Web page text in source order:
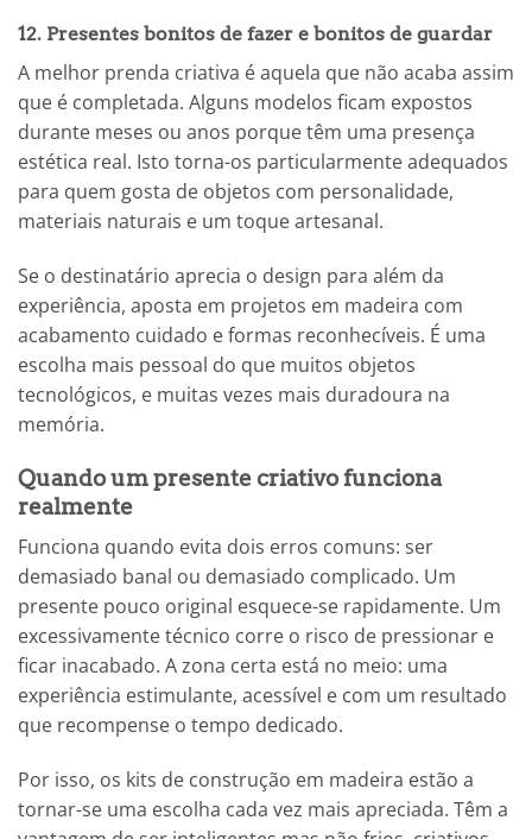
12. Presentes bonitos de fazer e bonitos de guardar
A melhor prenda criativa é aquela que não acaba assim
que é completada. Alguns modelos ficam expostos
durante meses ou anos porque têm uma presença
estética real. Isto torna-os particularmente adequados
para quem gosta de objetos com personalidade,
materiais naturais e um toque artesanal.
Se o destinatário aprecia o design para além da
experiência, aposta em projetos em madeira com
acabamento cuidado e formas reconhecíveis. É uma
escolha mais pessoal do que muitos objetos
tecnológicos, e muitas vezes mais duradoura na
memória.
Quando um presente criativo funciona
realmente
Funciona quando evita dois erros comuns: ser
demasiado banal ou demasiado complicado. Um
presente pouco original esquece-se rapidamente. Um
excessivamente técnico corre o risco de pressionar e
ficar inacabado. A zona certa está no meio: uma
experiência estimulante, acessível e com um resultado
que recompense o tempo dedicado.
Por isso, os kits de construção em madeira estão a
tornar-se uma escolha cada vez mais apreciada. Têm a